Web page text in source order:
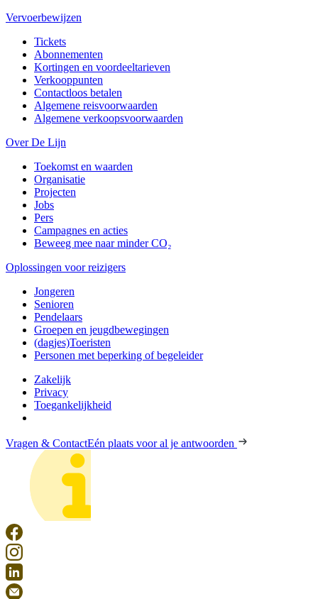
Vervoerbewijzen
Tickets
Abonnementen
Kortingen en voordeeltarieven
Verkooppunten
Contactloos betalen
Algemene reisvoorwaarden
Algemene verkoopsvoorwaarden
Over De Lijn
Toekomst en waarden
Organisatie
Projecten
Jobs
Pers
Campagnes en acties
Beweeg mee naar minder CO₂
Oplossingen voor reizigers
Jongeren
Senioren
Pendelaars
Groepen en jeugdbewegingen
(dagjes)Toeristen
Personen met beperking of begeleider
Zakelijk
Privacy
Toegankelijkheid
Vragen & ContactEén plaats voor al je antwoorden